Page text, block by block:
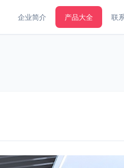
企业简介 产品大全 联